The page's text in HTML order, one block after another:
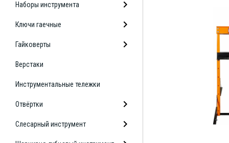
Наборы инструмента
Ключи гаечные
Гайковерты
Верстаки
Инструментальные тележки
Отвёртки
Слесарный инструмент